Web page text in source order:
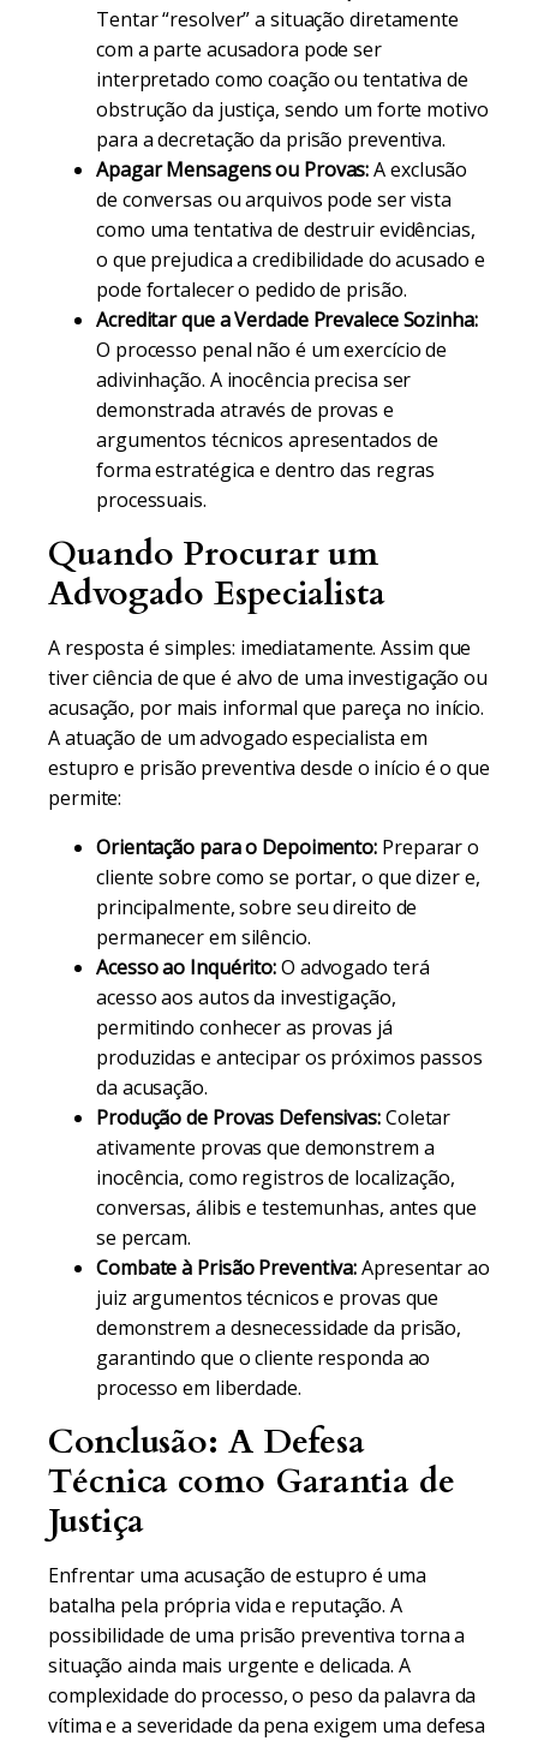
Tentar “resolver” a situação diretamente
com a parte acusadora pode ser
interpretado como coação ou tentativa de
obstrução da justiça, sendo um forte motivo
para a decretação da prisão preventiva.
Apagar Mensagens ou Provas:A exclusão
de conversas ou arquivos pode ser vista
como uma tentativa de destruir evidências,
o que prejudica a credibilidade do acusado e
pode fortalecer o pedido de prisão.
Acreditar que a Verdade Prevalece Sozinha:
O processo penal não é um exercício de
adivinhação. A inocência precisa ser
demonstrada através de provas e
argumentos técnicos apresentados de
forma estratégica e dentro das regras
processuais.
Quando Procurar um
Advogado Especialista
A resposta é simples: imediatamente. Assim que
tiver ciência de que é alvo de uma investigação ou
acusação, por mais informal que pareça no início.
A atuação de um advogado especialista em
estupro e prisão preventiva desde o início é o que
permite:
Orientação para o Depoimento: Preparar o
cliente sobre como se portar, o que dizer e,
principalmente, sobre seu direito de
permanecer em silêncio.
Acesso ao Inquérito:O advogado terá
acesso aos autos da investigação,
permitindo conhecer as provas já
produzidas e antecipar os próximos passos
da acusação.
Produção de Provas Defensivas:Coletar
ativamente provas que demonstrem a
inocência, como registros de localização,
conversas, álibis e testemunhas, antes que
se percam.
Combate à Prisão Preventiva:Apresentar ao
juiz argumentos técnicos e provas que
demonstrem a desnecessidade da prisão,
garantindo que o cliente responda ao
processo em liberdade.
Conclusão: A Defesa
Técnica como Garantia de
Justiça
Enfrentar uma acusação de estupro é uma
batalha pela própria vida e reputação. A
possibilidade de uma prisão preventiva torna a
situação ainda mais urgente e delicada. A
complexidade do processo, o peso da palavra da
vítima e a severidade da pena exigem uma defesa